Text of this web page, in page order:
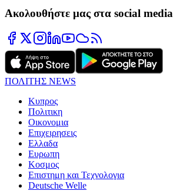
Ακολουθήστε μας στα social media
ΠΟΛΙΤΗΣ NEWS
Κυπρος
Πολιτικη
Οικονομια
Επιχειρησεις
Ελλαδα
Ευρωπη
Κοσμος
Επιστημη και Τεχνολογια
Deutsche Welle